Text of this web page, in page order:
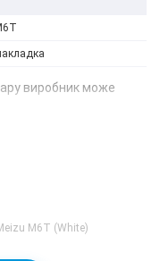
виробник може
M6T (White)